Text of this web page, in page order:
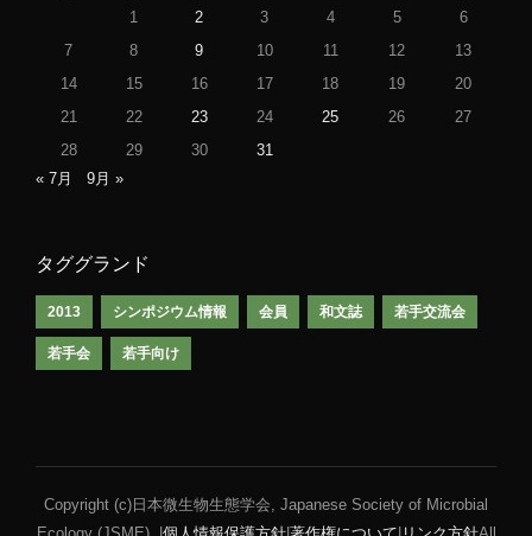
1
2 3 4 5
6
7
8 9 10 11 12
13
14
15 16 17 18 19
20
21
22 23 24 25 26
27
28
29 30
31
« 7月
9月 »
タググランド
2013 シンポジウム情報 会員 和文誌 若手交流会
若手会 若手向け
Copyright (c)日本微生物生態学会, Japanese Society of Microbial